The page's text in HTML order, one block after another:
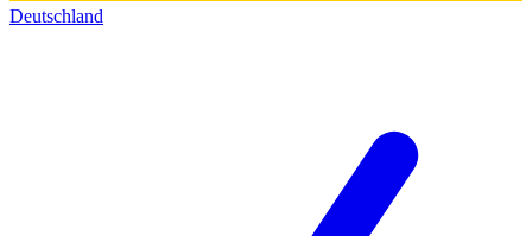
Deutschland